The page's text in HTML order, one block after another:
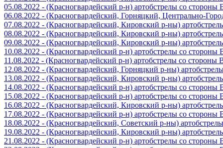
05.08.2022 - (Красногвардейский р-н) артобстрелы со
06.08.2022 - (Красногвардейский, Горняцкий, Центрально-
07.08.2022 - (Красногвардейский, Кировский р-ны)
08.08.2022 - (Красногвардейский, Кировский р-ны)
09.08.2022 - (Красногвардейский, Кировский р-ны)
10.08.2022 - (Красногвардейский р-н) артобстрелы со
11.08.2022 - (Красногвардейский р-н) артобстрелы со стороны
12.08.2022 - (Красногвардейский, Горняцкий р-ны)
13.08.2022 - (Красногвардейский, Кировский р-ны)
14.08.2022 - (Красногвардейский р-н) артобстрелы со
15.08.2022 - (Красногвардейский р-н) артобстрелы со
16.08.2022 - (Красногвардейский, Кировский р-ны)
17.08.2022 - (Красногвардейский р-н) артобстрелы со
18.08.2022 - (Красногвардейский, Советский р-ны)
19.08.2022 - (Красногвардейский, Кировский р-ны)
21.08.2022 - (Красногвардейский р-н) артобстрелы со